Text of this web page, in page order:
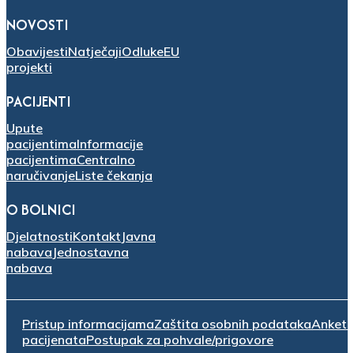
NOVOSTI
ObavijestiNatječajiOdlukeEU
projekti
PACIJENTI
Upute
pacijentimaInformacije
pacijentimaCentralno
naručivanjeListe čekanja
O BOLNICI
DjelatnostiKontakt Javna
nabava Jednostavna
nabava
Pristup informacijamaZaštita osobnih podatakaAnketa
pacijenataPostupak za pohvale/prigovore